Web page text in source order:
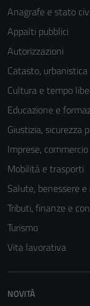
Anagrafe e stato
Appalti pubblici
Autorizzazioni
Catasto, urbanistica
Cultura e tempo
Educazione e
Giustizia, sicurezza
Imprese,
Mobilità e trasporti
Salute, benessere
Tributi, finanze e
Turismo
Vita lavorativa
NOVITÀ